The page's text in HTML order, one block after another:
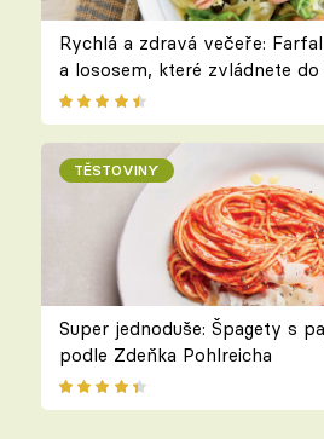
Rychlá a zdravá večeře:
a lososem, které zvládnete
TĚSTOVINY
Super jednoduše: Špagety s
podle Zdeňka Pohlreicha